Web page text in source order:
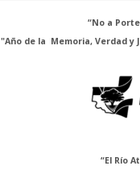
“No a
"Año de la Memoria, Verdad y
“El Río